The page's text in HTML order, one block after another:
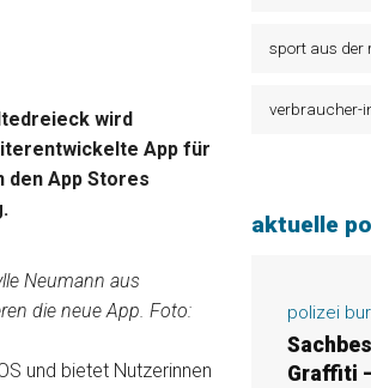
wird
App für
den App Stores
Neumann aus
die neue App. Foto:
und bietet Nutzerinnen
sport aus der
verbraucher-
aktuelle
polizei
Graffiti